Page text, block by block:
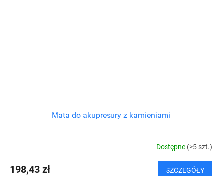
Mata do akupresury z kamieniami
Dostępne (>5 szt.)
198,43 zł SZCZEGÓŁY